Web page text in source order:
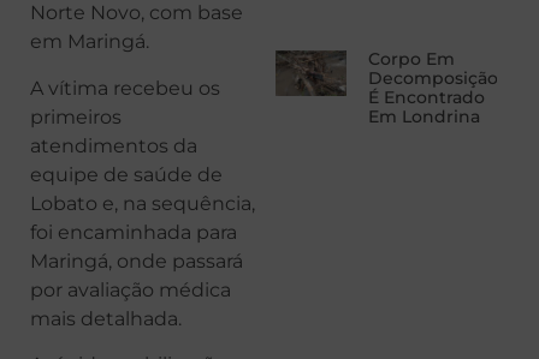
Norte Novo, com base
em Maringá.
A vítima recebeu os
primeiros
atendimentos da
equipe de saúde de
Lobato e, na sequência,
foi encaminhada para
Maringá, onde passará
por avaliação médica
mais detalhada.
Corpo Em
Decomposição
É Encontrado
Em Londrina